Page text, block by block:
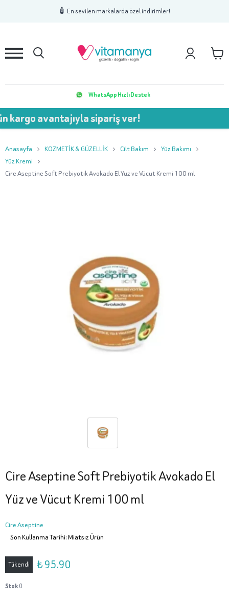
🧴 En sevilen markalarda özel indirimler!
2 3
WhatsApp Hızlı Destek
kargo avantajıyla sipariş ver!
Anasayfa KOZMETİK & GÜZELLİK Cilt Bakım
Yüz Bakımı
Yüz Kremi
Cire Aseptine Soft Prebiyotik Avokado El Yüz ve Vücut Kremi 100 ml
Cire Aseptine Soft Prebiyotik Avokado El
Yüz ve Vücut Kremi 100 ml
Cire Aseptine
Son Kullanma Tarihi: Miatsız Ürün
Tükendi ₺ 95.90
Stok0